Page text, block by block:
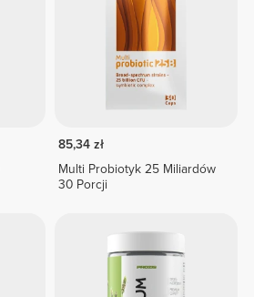
85,34 zł
Multi Probiotyk 25 Miliardów
30 Porcji